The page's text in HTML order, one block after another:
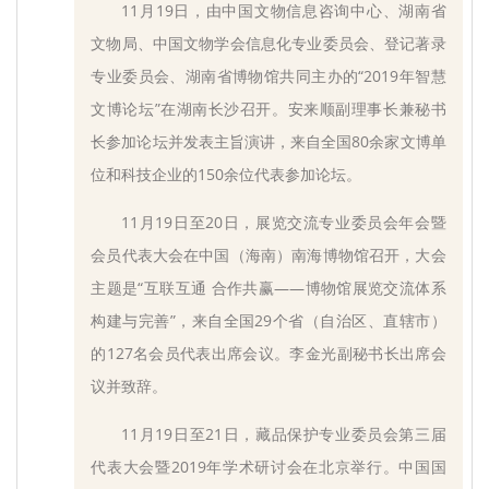
11月19日，由中国文物信息咨询中心、湖南省
文物局、中国文物学会信息化专业委员会、登记著录
专业委员会、湖南省博物馆共同主办的“2019年智慧
文博论坛”在湖南长沙召开。安来顺副理事长兼秘书
长参加论坛并发表主旨演讲，来自全国80余家文博单
位和科技企业的150余位代表参加论坛。
11月19日至20日，展览交流专业委员会年会暨
会员代表大会在中国（海南）南海博物馆召开，大会
主题是“互联互通 合作共赢——博物馆展览交流体系
构建与完善”，来自全国29个省（自治区、直辖市）
的127名会员代表出席会议。李金光副秘书长出席会
议并致辞。
11月19日至21日，藏品保护专业委员会第三届
代表大会暨2019年学术研讨会在北京举行。中国国